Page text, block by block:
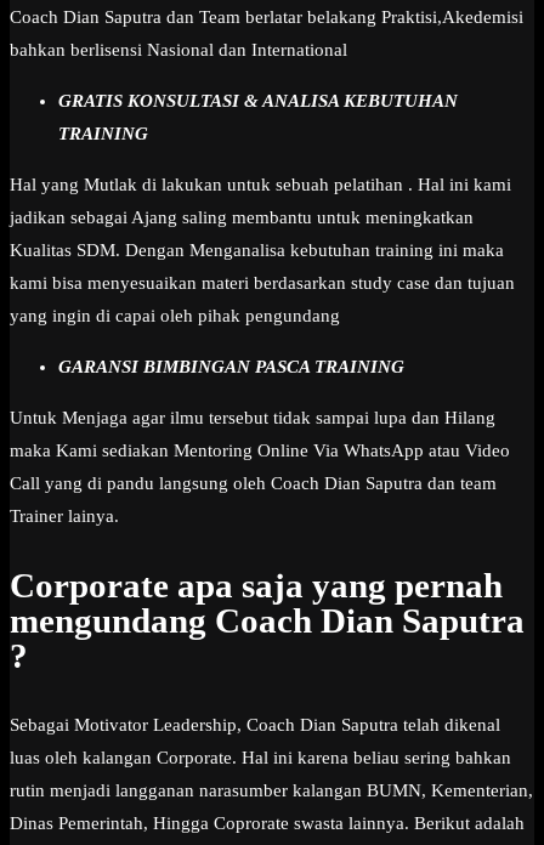
Coach Dian Saputra dan Team berlatar belakang Praktisi,Akedemisi
bahkan berlisensi Nasional dan International
GRATIS KONSULTASI & ANALISA KEBUTUHAN
TRAINING
Hal yang Mutlak di lakukan untuk sebuah pelatihan . Hal ini kami
jadikan sebagai Ajang saling membantu untuk meningkatkan
Kualitas SDM. Dengan Menganalisa kebutuhan training ini maka
kami bisa menyesuaikan materi berdasarkan study case dan tujuan
yang ingin di capai oleh pihak pengundang
GARANSI BIMBINGAN PASCA TRAINING
Untuk Menjaga agar ilmu tersebut tidak sampai lupa dan Hilang
maka Kami sediakan Mentoring Online Via WhatsApp atau Video
Call yang di pandu langsung oleh Coach Dian Saputra dan team
Trainer lainya.
Corporate apa saja yang pernah
mengundang Coach Dian Saputra
?
Sebagai Motivator Leadership, Coach Dian Saputra telah dikenal
luas oleh kalangan Corporate. Hal ini karena beliau sering bahkan
rutin menjadi langganan narasumber kalangan BUMN, Kementerian,
Dinas Pemerintah, Hingga Coprorate swasta lainnya. Berikut adalah